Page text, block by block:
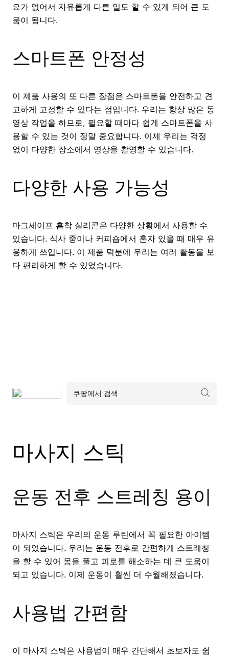
요가 없어서 자유롭게 다른 일도 할 수 있게 되어 큰 도
움이 됩니다.
스마트폰 안정성
이 제품 사용의 또 다른 장점은 스마트폰을 안전하고 견
고하게 고정할 수 있다는 점입니다. 우리는 항상 많은 동
영상 작업을 하므로, 필요할 때마다 쉽게 스마트폰을 사
용할 수 있는 것이 정말 중요합니다. 이제 우리는 걱정
없이 다양한 장소에서 영상을 촬영할 수 있습니다.
다양한 사용 가능성
마그세이프 흡착 실리콘은 다양한 상황에서 사용할 수
있습니다. 식사 중이나 커피숍에서 혼자 있을 때 매우 유
용하게 쓰입니다. 이 제품 덕분에 우리는 여러 활동을 보
다 편리하게 할 수 있었습니다.
마사지 스틱
운동 전후 스트레칭 용이
마사지 스틱은 우리의 운동 루틴에서 꼭 필요한 아이템
이 되었습니다. 우리는 운동 전후로 간편하게 스트레칭
을 할 수 있어 몸을 풀고 피로를 해소하는 데 큰 도움이
되고 있습니다. 이제 운동이 훨씬 더 수월해졌습니다.
사용법 간편함
이 마사지 스틱은 사용법이 매우 간단해서 초보자도 쉽